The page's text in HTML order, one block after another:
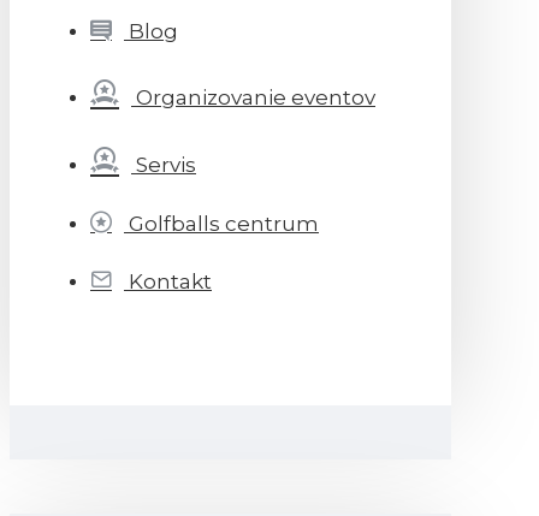
Blog
Organizovanie eventov
Servis
Golfballs centrum
Kontakt